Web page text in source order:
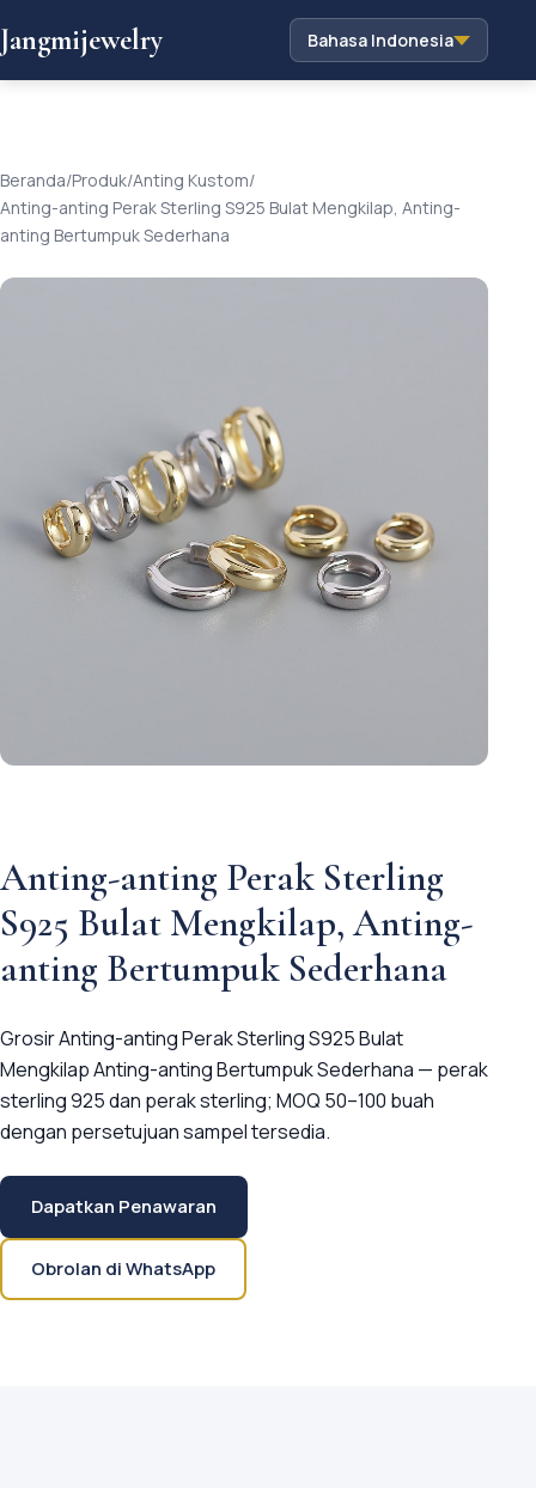
Jangmijewelry Bahasa Indonesia
Beranda/Produk/Anting Kustom/
Anting-anting Perak Sterling S925 Bulat Mengkilap, Anting-
anting Bertumpuk Sederhana
Anting-anting Perak Sterling
S925 Bulat Mengkilap, Anting-
anting Bertumpuk Sederhana
Grosir Anting-anting Perak Sterling S925 Bulat
Mengkilap Anting-anting Bertumpuk Sederhana — perak
sterling 925 dan perak sterling; MOQ 50–100 buah
dengan persetujuan sampel tersedia.
Dapatkan Penawaran
Obrolan di WhatsApp